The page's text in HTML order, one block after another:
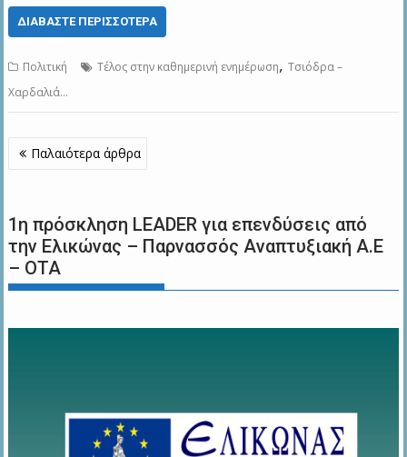
ΔΙΑΒΆΣΤΕ ΠΕΡΙΣΣΌΤΕΡΑ
Πολιτική Τέλος στην καθημερινή ενημέρωση,Τσιόδρα –
Χαρδαλιά...
Πλοήγηση
άρθρων
Παλαιότερα άρθρα
1η πρόσκληση LEADER για επενδύσεις από
την Ελικώνας – Παρνασσός Αναπτυξιακή Α.Ε
– ΟΤΑ